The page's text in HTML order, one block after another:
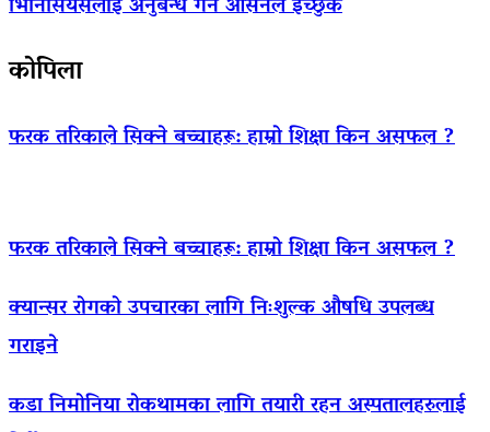
कोपिला
फरक तरिकाले सिक्ने बच्चाहरू: हाम्रो शिक्षा किन असफल ?
फरक तरिकाले सिक्ने बच्चाहरू: हाम्रो शिक्षा किन असफल ?
क्यान्सर रोगको उपचारका लागि निःशुल्क औषधि उपलब्ध
गराइने
कडा निमोनिया रोकथामका लागि तयारी रहन अस्पतालहरुलाई